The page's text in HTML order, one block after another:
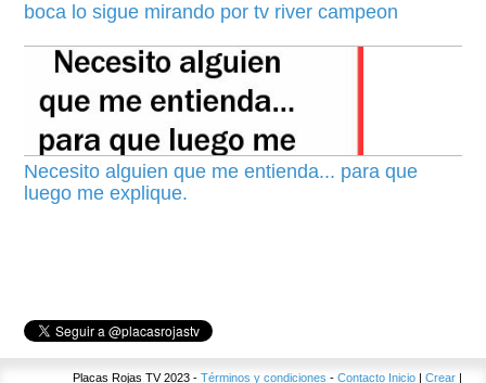
boca lo sigue mirando por tv river campeon
Necesito alguien que me entienda... para que
luego me explique.
Placas Rojas TV 2023 - Términos y condiciones - Contacto Inicio| Crear|